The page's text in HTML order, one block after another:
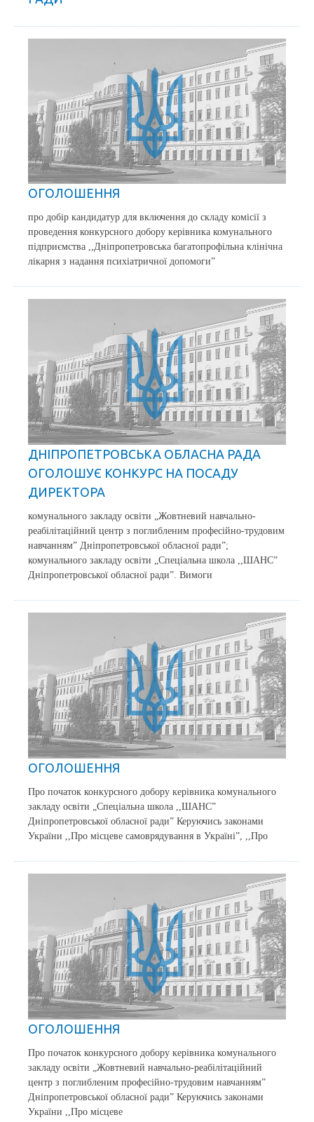
ОГОЛОШЕННЯ
про добір кандидатур для включення до складу комісії з
проведення конкурсного добору керівника комунального
підприємства ,,Дніпропетровська багатопрофільна клінічна
лікарня з надання психіатричної допомоги”
ДНІПРОПЕТРОВСЬКА ОБЛАСНА РАДА
ОГОЛОШУЄ КОНКУРС НА ПОСАДУ
ДИРЕКТОРА
комунального закладу освіти „Жовтневий навчально-
реабілітаційний центр з поглибленим професійно-трудовим
навчанням” Дніпропетровської обласної ради”;
комунального закладу освіти „Спеціальна школа ,,ШАНС”
Дніпропетровської обласної ради”. Вимоги
ОГОЛОШЕННЯ
Про початок конкурсного добору керівника комунального
закладу освіти „Спеціальна школа ,,ШАНС”
Дніпропетровської обласної ради” Керуючись законами
України ,,Про місцеве самоврядування в Україні”, ,,Про
ОГОЛОШЕННЯ
Про початок конкурсного добору керівника комунального
закладу освіти „Жовтневий навчально-реабілітаційний
центр з поглибленим професійно-трудовим навчанням”
Дніпропетровської обласної ради” Керуючись законами
України ,,Про місцеве